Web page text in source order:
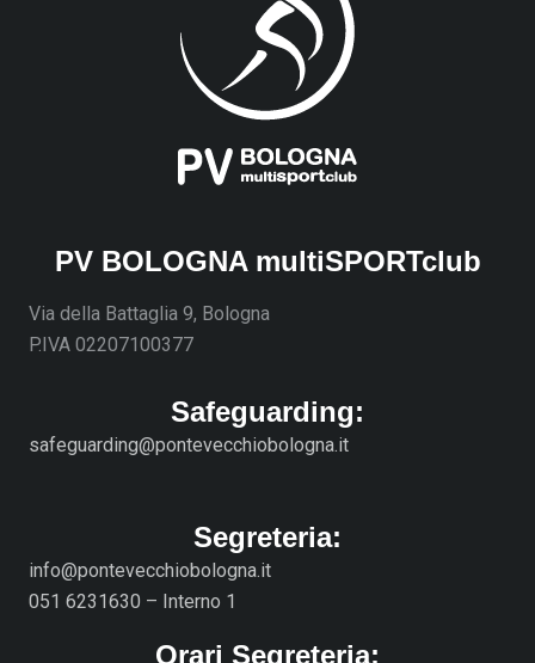
PV BOLOGNA multiSPORTclub
Via della Battaglia 9, Bologna
P.IVA 02207100377
Safeguarding:
safeguarding@pontevecchiobologna.it
Segreteria:
info@pontevecchiobologna.it
051 6231630 – Interno 1
Orari Segreteria: